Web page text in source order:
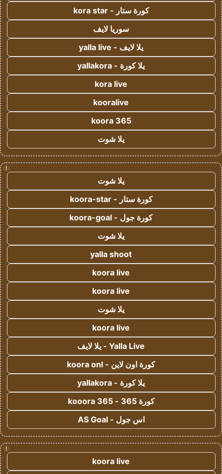
كورة ستار - kora star
سوريا لايف
يلا لايف - yalla live
يلا كورة - yallakora
kora live
kooralive
koora 365
يلا شوت
!
يلا شوت
كورة ستار - koora-star
كورة جول - koora-goal
يلا شوت
yalla shoot
koora live
koora live
يلا شوت
koora live
Yalla Live - يلا لايف
كورة اون لاين - koora onl
يلا كورة - yallakora
كورة 365 - kooora 365
اس جول - AS Goal
!
koora live